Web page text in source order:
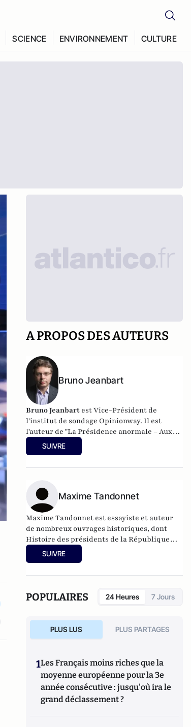
SCIENCE ENVIRONNEMENT CULTURE
A PROPOS DES AUTEURS
Bruno Jeanbart
Bruno Jeanbart est Vice-Président de
l'institut de sondage Opinionway. Il est
l'auteur de "La Présidence anormale – Aux
racines de l’élection d’Emmanuel Macron",
mars 2018, éditions Cent Mille Milliards /
SUIVRE
Maxime Tandonnet
Maxime Tandonnet est essayiste et auteur
de nombreux ouvrages historiques, dont
Histoire des présidents de la République
Perrin 2013, et André Tardieu, l'Incompris,
Perrin 2019.
SUIVRE
POPULAIRES 24 Heures 7 Jours
PLUS LUS PLUS PARTAGES
1Les Français moins riches que la
moyenne européenne pour la 3e
année consécutive : jusqu'où ira le
grand déclassement ?